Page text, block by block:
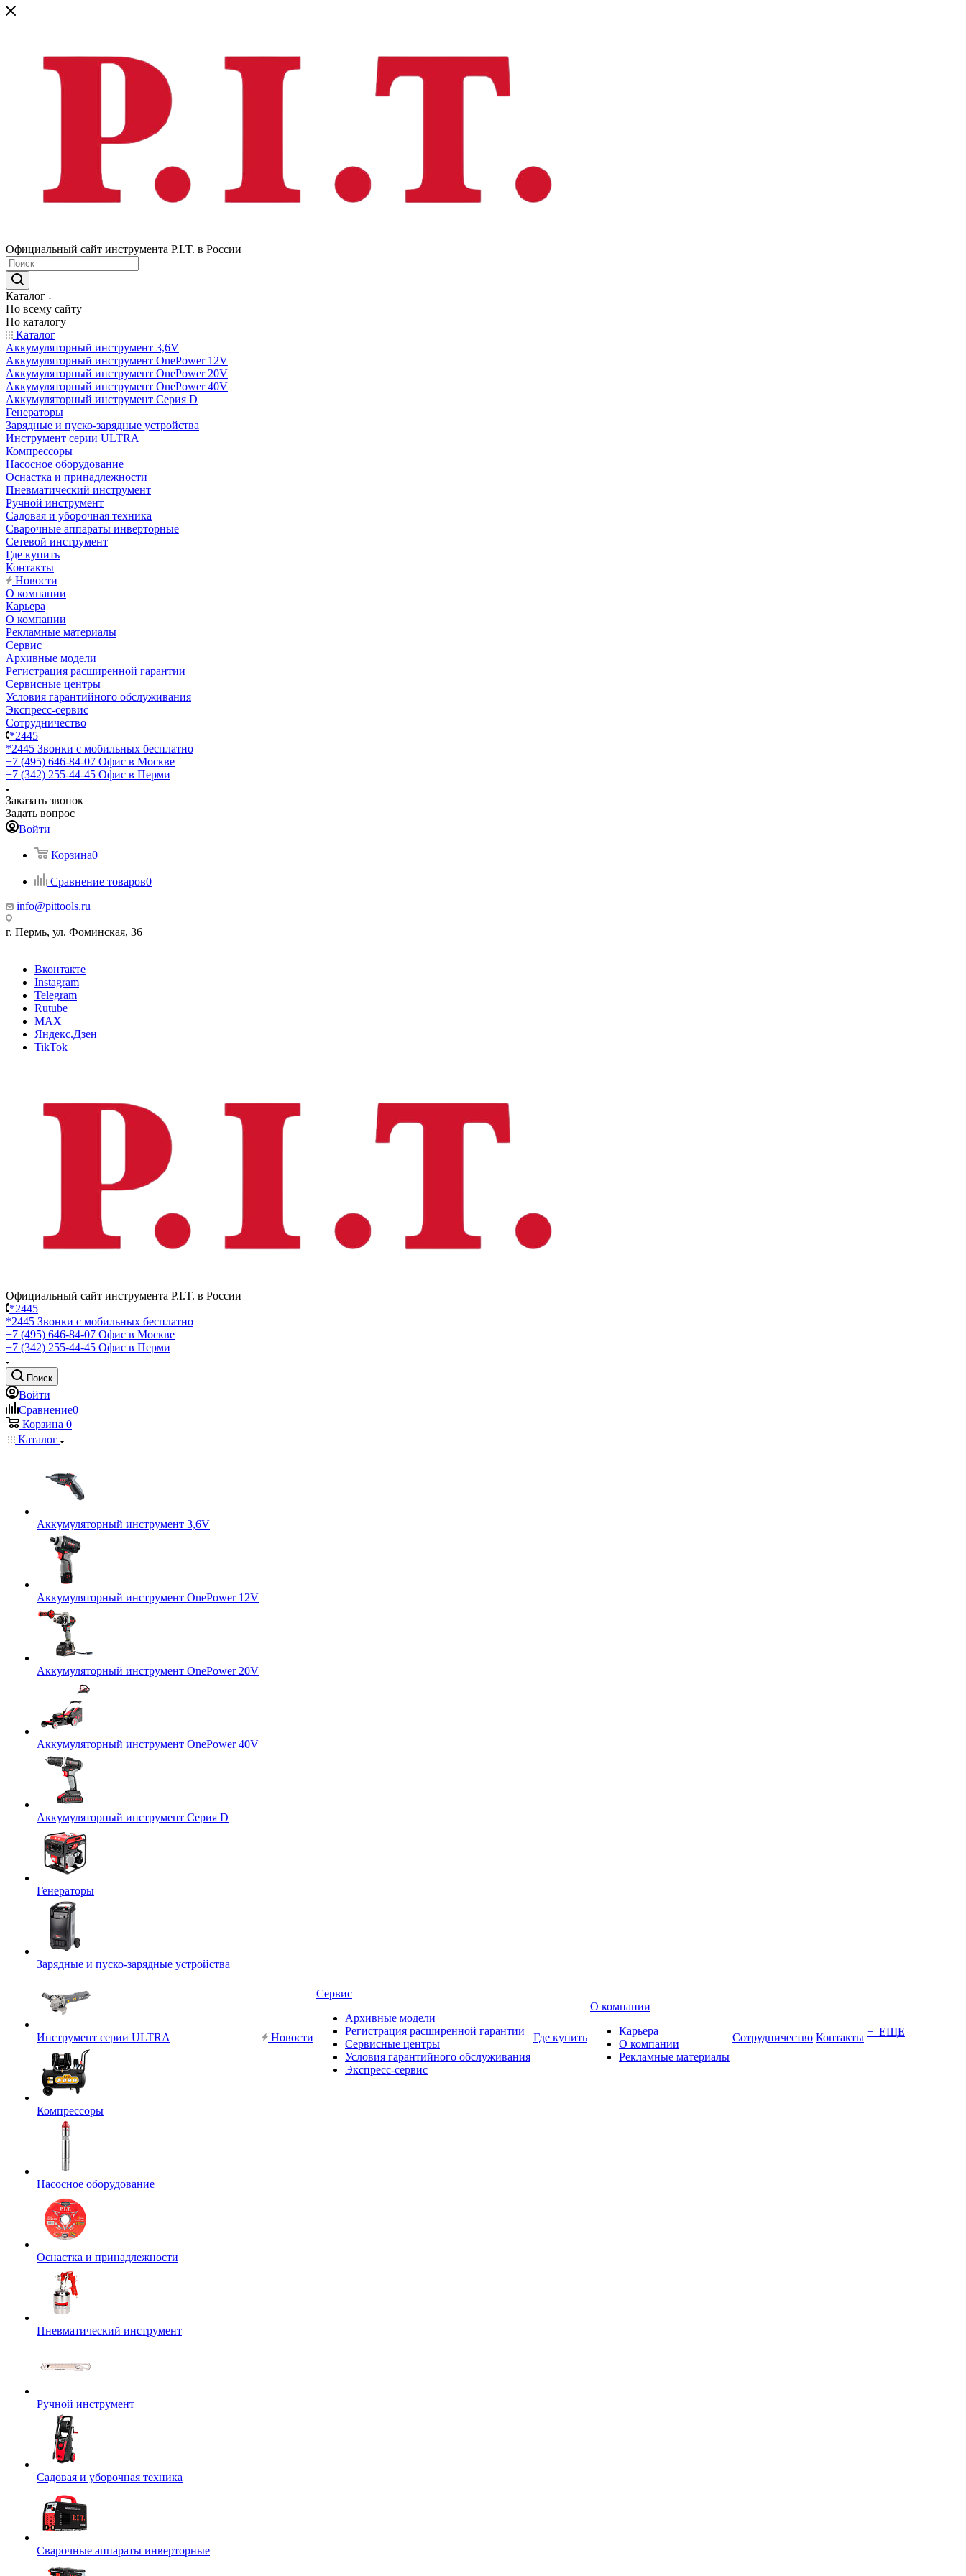
Официальный сайт инструмента P.I.T. в России
Каталог
По всему сайту
По каталогу
Каталог
Аккумуляторный инструмент 3,6V
Аккумуляторный инструмент OnePower 12V
Аккумуляторный инструмент OnePower 20V
Аккумуляторный инструмент OnePower 40V
Аккумуляторный инструмент Серия D
Генераторы
Зарядные и пуско-зарядные устройства
Инструмент серии ULTRA
Компрессоры
Насосное оборудование
Оснастка и принадлежности
Пневматический инструмент
Ручной инструмент
Садовая и уборочная техника
Сварочные аппараты инверторные
Сетевой инструмент
Где купить
Контакты
Новости
О компании
Карьера
О компании
Рекламные материалы
Сервис
Архивные модели
Регистрация расширенной гарантии
Сервисные центры
Условия гарантийного обслуживания
Экспресс-сервис
Сотрудничество
*2445
*2445 Звонки с мобильных бесплатно
+7 (495) 646-84-07 Офис в Москве
+7 (342) 255-44-45 Офис в Перми
Заказать звонок
Задать вопрос
Войти
Корзина0
Сравнение товаров0
info@pittools.ru
г. Пермь, ул. Фоминская, 36
Вконтакте
Instagram
Telegram
Rutube
MAX
Яндекс.Дзен
TikTok
Официальный сайт инструмента P.I.T. в России
*2445
*2445 Звонки с мобильных бесплатно
+7 (495) 646-84-07 Офис в Москве
+7 (342) 255-44-45 Офис в Перми
Поиск
Войти
Сравнение0
Корзина 0
Каталог
Аккумуляторный инструмент 3,6V
Аккумуляторный инструмент OnePower 12V
Аккумуляторный инструмент OnePower 20V
Аккумуляторный инструмент OnePower 40V
Аккумуляторный инструмент Серия D
Генераторы
Зарядные и пуско-зарядные устройства
Инструмент серии ULTRA
Компрессоры
Насосное оборудование
Оснастка и принадлежности
Пневматический инструмент
Ручной инструмент
Садовая и уборочная техника
Сварочные аппараты инверторные
Новости
Сервис
Архивные модели
Регистрация расширенной гарантии
Сервисные центры
Условия гарантийного обслуживания
Экспресс-сервис
Где купить
О компании
Карьера
О компании
Рекламные материалы
Сотрудничество Контакты + ЕЩЕ